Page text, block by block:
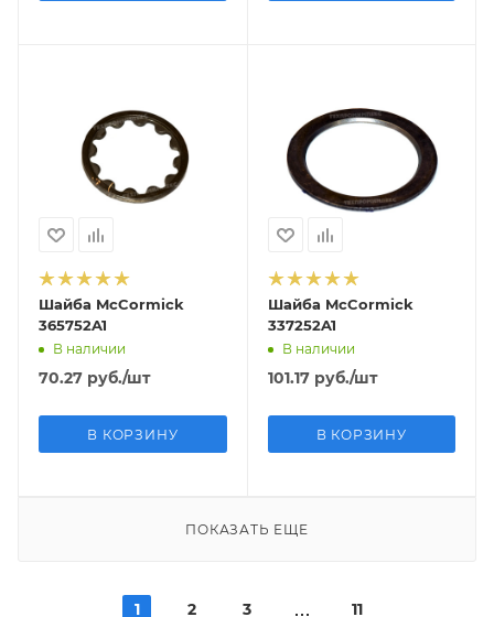
Шайба McCormick
365752A1
В наличии
70.27 руб./шт
В КОРЗИНУ
Шайба McCormick
337252A1
В наличии
101.17руб./шт
В КОРЗИНУ
ПОКАЗАТЬ ЕЩЕ
1 2 3 11